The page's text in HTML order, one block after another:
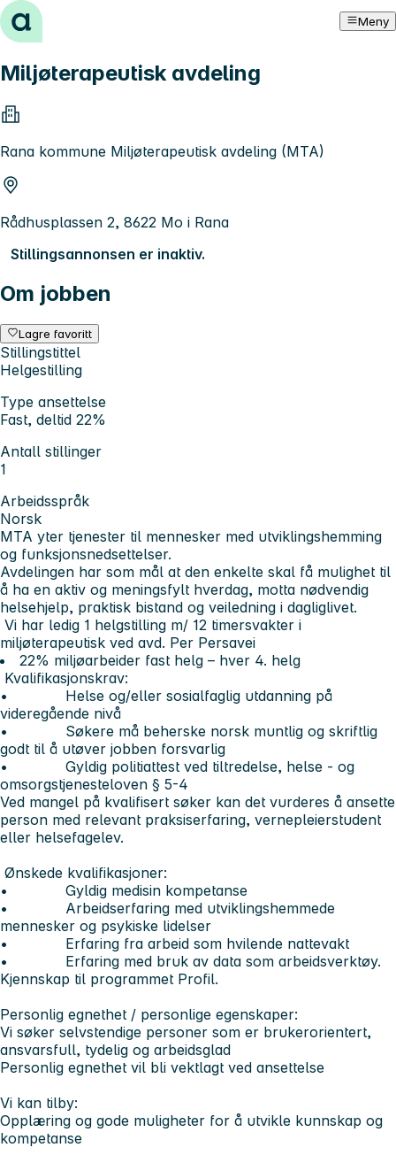
Hopp til innhold Meny
Miljøterapeutisk avdeling
Rana kommune Miljøterapeutisk avdeling (MTA)
Rådhusplassen 2, 8622 Mo i Rana
Stillingsannonsen er inaktiv.
Om jobben
Lagre favoritt
Stillingstittel
Helgestilling
Type ansettelse
Fast, deltid 22%
Antall stillinger
1
Arbeidsspråk
Norsk
MTA yter tjenester til mennesker med utviklingshemming
og funksjonsnedsettelser.
Avdelingen har som mål at den enkelte skal få mulighet til
å ha en aktiv og meningsfylt hverdag, motta nødvendig
helsehjelp, praktisk bistand og veiledning i dagliglivet.
Vi har ledig 1 helgstilling m/ 12 timersvakter i
miljøterapeutisk ved avd. Per Persavei
22% miljøarbeider fast helg – hver 4. helg
Kvalifikasjonskrav:
• Helse og/eller sosialfaglig utdanning på
videregående nivå
• Søkere må beherske norsk muntlig og skriftlig
godt til å utøver jobben forsvarlig
• Gyldig politiattest ved tiltredelse, helse - og
omsorgstjenesteloven § 5-4
Ved mangel på kvalifisert søker kan det vurderes å ansette
person med relevant praksiserfaring, vernepleierstudent
eller helsefagelev.
Ønskede kvalifikasjoner:
• Gyldig medisin kompetanse
• Arbeidserfaring med utviklingshemmede
mennesker og psykiske lidelser
• Erfaring fra arbeid som hvilende nattevakt
• Erfaring med bruk av data som arbeidsverktøy.
Kjennskap til programmet Profil.
Personlig egnethet / personlige egenskaper:
Vi søker selvstendige personer som er brukerorientert,
ansvarsfull, tydelig og arbeidsglad
Personlig egnethet vil bli vektlagt ved ansettelse
Vi kan tilby:
Opplæring og gode muligheter for å utvikle kunnskap og
kompetanse